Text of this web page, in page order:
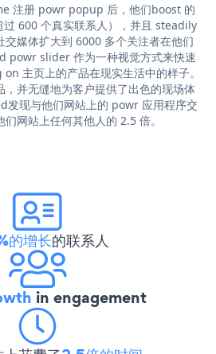
注册 powr popup 后，他们boost 的
过 600 个真实联系人），并且 steadily
媒体扩大到 6000 多个关注者在他们
powr slider 作为一种视觉方式来快速
主页上的产品在现实生活中的样子。
，并无缝地为客户提供了出色的现场体
发现与他们网站上的 powr 应用程序交
网站上任何其他人的 2.5 倍。
的增长的联系人
in engagement